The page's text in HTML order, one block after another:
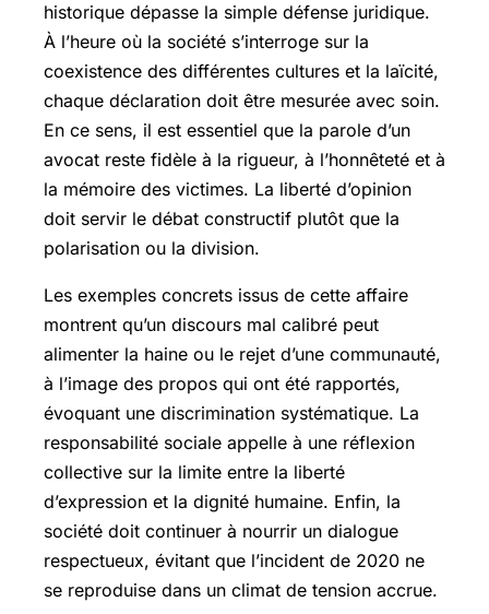
historique dépasse la simple défense juridique.
À l’heure où la société s’interroge sur la
coexistence des différentes cultures et la laïcité,
chaque déclaration doit être mesurée avec soin.
En ce sens, il est essentiel que la parole d’un
avocat reste fidèle à la rigueur, à l’honnêteté et à
la mémoire des victimes. La liberté d’opinion
doit servir le débat constructif plutôt que la
polarisation ou la division.
Les exemples concrets issus de cette affaire
montrent qu’un discours mal calibré peut
alimenter la haine ou le rejet d’une communauté,
à l’image des propos qui ont été rapportés,
évoquant une discrimination systématique. La
responsabilité sociale appelle à une réflexion
collective sur la limite entre la liberté
d’expression et la dignité humaine. Enfin, la
société doit continuer à nourrir un dialogue
respectueux, évitant que l’incident de 2020 ne
se reproduise dans un climat de tension accrue.